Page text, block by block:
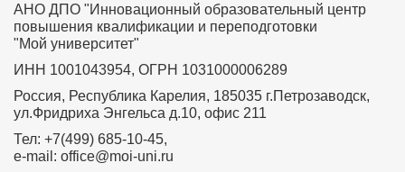
АНО ДПО "Инновационный образовательный центр
повышения квалификации и переподготовки
"Мой университет"
ИНН 1001043954, ОГРН 1031000006289
Россия, Республика Карелия, 185035 г.Петрозаводск,
ул.Фридриха Энгельса д.10, офис 211
Тел: +7(499) 685-10-45,
e-mail: office@moi-uni.ru